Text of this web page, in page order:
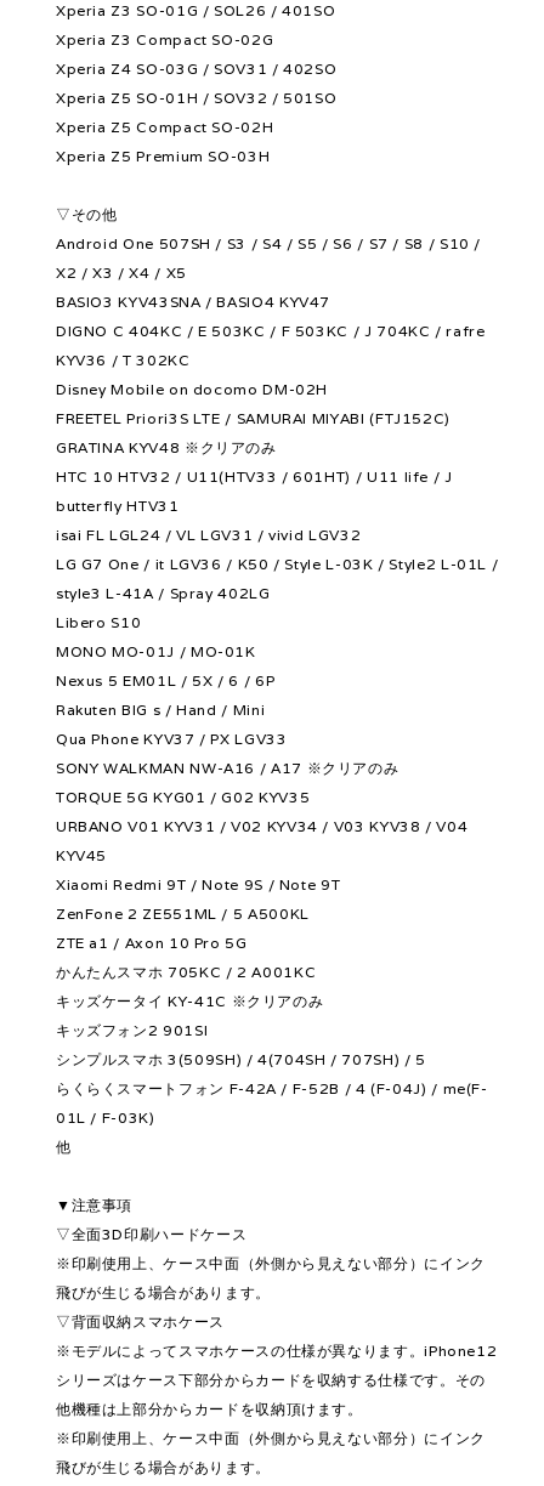
Xperia Z3 SO-01G / SOL26 / 401SO
Xperia Z3 Compact SO-02G
Xperia Z4 SO-03G / SOV31 / 402SO
Xperia Z5 SO-01H / SOV32 / 501SO
Xperia Z5 Compact SO-02H
Xperia Z5 Premium SO-03H
▽その他
Android One 507SH / S3 / S4 / S5 / S6 / S7 / S8 / S10 /
X2 / X3 / X4 / X5
BASIO3 KYV43SNA / BASIO4 KYV47
DIGNO C 404KC / E 503KC / F 503KC / J 704KC / rafre
KYV36 / T 302KC
Disney Mobile on docomo DM-02H
FREETEL Priori3S LTE / SAMURAI MIYABI (FTJ152C)
GRATINA KYV48 ※クリアのみ
HTC 10 HTV32 / U11(HTV33 / 601HT) / U11 life / J
butterfly HTV31
isai FL LGL24 / VL LGV31 / vivid LGV32
LG G7 One / it LGV36 / K50 / Style L-03K / Style2 L-01L /
style3 L-41A / Spray 402LG
Libero S10
MONO MO-01J / MO-01K
Nexus 5 EM01L / 5X / 6 / 6P
Rakuten BIG s / Hand / Mini
Qua Phone KYV37 / PX LGV33
SONY WALKMAN NW-A16 / A17 ※クリアのみ
TORQUE 5G KYG01 / G02 KYV35
URBANO V01 KYV31 / V02 KYV34 / V03 KYV38 / V04
KYV45
Xiaomi Redmi 9T / Note 9S / Note 9T
ZenFone 2 ZE551ML / 5 A500KL
ZTE a1 / Axon 10 Pro 5G
かんたんスマホ 705KC / 2 A001KC
キッズケータイ KY-41C ※クリアのみ
キッズフォン2 901SI
シンプルスマホ 3(509SH) / 4(704SH / 707SH) / 5
らくらくスマートフォン F-42A / F-52B / 4 (F-04J) / me(F-
01L / F-03K)
他
▼注意事項
▽全面3D印刷ハードケース
※印刷使用上、ケース中面（外側から見えない部分）にインク
飛びが生じる場合があります。
▽背面収納スマホケース
※モデルによってスマホケースの仕様が異なります。iPhone12
シリーズはケース下部分からカードを収納する仕様です。その
他機種は上部分からカードを収納頂けます。
※印刷使用上、ケース中面（外側から見えない部分）にインク
飛びが生じる場合があります。